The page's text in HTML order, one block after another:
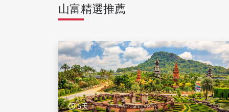
山富精選推薦
5天